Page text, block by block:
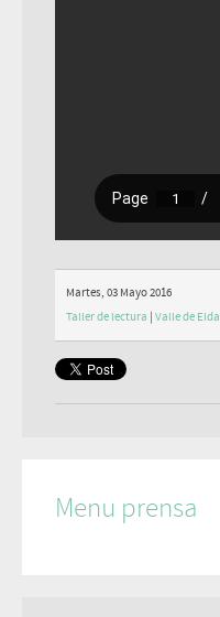
Martes, 03 Mayo 2016
Taller de lectura | Valle de Elda
Menu prensa